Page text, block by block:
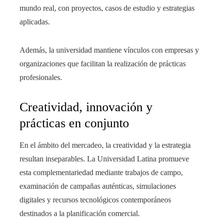
mundo real, con proyectos, casos de estudio y estrategias
aplicadas.
Además, la universidad mantiene vínculos con empresas y
organizaciones que facilitan la realización de prácticas
profesionales.
Creatividad, innovación y
prácticas en conjunto
En el ámbito del mercadeo, la creatividad y la estrategia
resultan inseparables. La Universidad Latina promueve
esta complementariedad mediante trabajos de campo,
examinación de campañas auténticas, simulaciones
digitales y recursos tecnológicos contemporáneos
destinados a la planificación comercial.